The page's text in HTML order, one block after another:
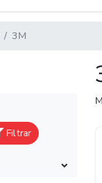
3M
Filtrar